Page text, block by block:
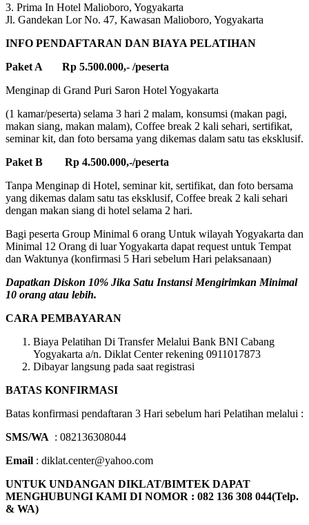
3. Prima In Hotel Malioboro, Yogyakarta
Jl. Gandekan Lor No. 47, Kawasan Malioboro, Yogyakarta
INFO PENDAFTARAN DAN BIAYA PELATIHAN
Paket A Rp 5.500.000,- /peserta
Menginap di Grand Puri Saron Hotel Yogyakarta
(1 kamar/peserta) selama 3 hari 2 malam, konsumsi (makan pagi,
makan siang, makan malam), Coffee break 2 kali sehari, sertifikat,
seminar kit, dan foto bersama yang dikemas dalam satu tas eksklusif.
Paket B Rp 4.500.000,-/peserta
Tanpa Menginap di Hotel, seminar kit, sertifikat, dan foto bersama
yang dikemas dalam satu tas eksklusif, Coffee break 2 kali sehari
dengan makan siang di hotel selama 2 hari.
Bagi peserta Group Minimal 6 orang Untuk wilayah Yogyakarta dan
Minimal 12 Orang di luar Yogyakarta dapat request untuk Tempat
dan Waktunya (konfirmasi 5 Hari sebelum Hari pelaksanaan)
Dapatkan Diskon 10% Jika Satu Instansi Mengirimkan Minimal
10 orang atau lebih.
CARA PEMBAYARAN
Biaya Pelatihan Di Transfer Melalui Bank BNI Cabang
Yogyakarta a/n. Diklat Center rekening 0911017873
Dibayar langsung pada saat registrasi
BATAS KONFIRMASI
Batas konfirmasi pendaftaran 3 Hari sebelum hari Pelatihan melalui :
SMS/WA : 082136308044
Email : diklat.center@yahoo.com
UNTUK UNDANGAN DIKLAT/BIMTEK DAPAT
MENGHUBUNGI KAMI DI NOMOR : 082 136 308 044(Telp.
& WA)